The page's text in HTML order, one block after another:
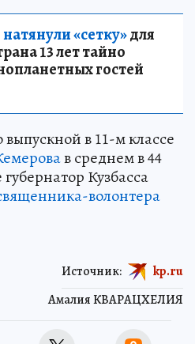
«сетку»для
13 лет тайно
гостей
в 11-м классе
в среднем в 44
Кузбасса
волонтера
Амалия КВАРАЦХЕЛИЯ
Источник: kp.ru